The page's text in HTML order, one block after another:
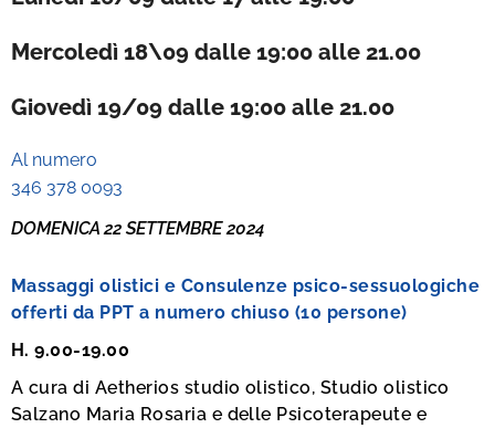
Mercoledì 18\09 dalle 19:00 alle 21.00
Giovedì 19/09 dalle 19:00 alle 21.00
Al numero
346 378 0093
DOMENICA 22 SETTEMBRE 2024
Massaggi olistici e Consulenze psico-sessuologiche
offerti da PPT a numero chiuso (10 persone)
H. 9.00-19.00
A cura di Aetherios studio olistico, Studio olistico
Salzano Maria Rosaria e delle Psicoterapeute e